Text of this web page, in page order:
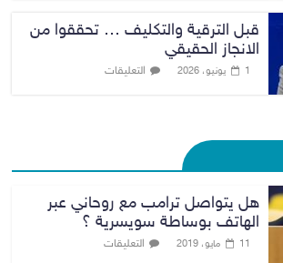
قبل الترقية والتكليف … تحققوا من
الانجاز الحقيقي
1 يونيو، 2026 التعليقات
هل يتواصل ترامب مع روحاني عبر
الهاتف بوساطة سويسرية ؟
11 مايو، 2019 التعليقات